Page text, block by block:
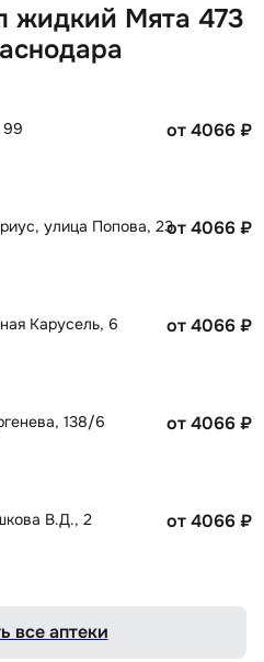
жидкий Мята 473
99 от 4066₽
, улица Попова, 23от 4066₽
Карусель, 6 от 4066₽
138/6 от 4066₽
В.Д., 2 от 4066₽
все аптеки